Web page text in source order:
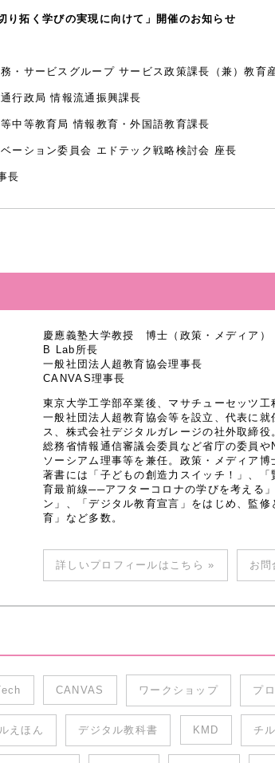
り拓く学びの実現に向けて」開催のお知らせ
サービスグループ サービス政策課長（兼）教育
政局 情報流通振興課長
等教育局 情報教育・外国語教育課長
ーション委員会 エドテック戦略検討会 座長
長
慶應義塾大学教授 博士（政策・メディア）
B Lab所長
一般社団法人超教育協会理事長
CANVAS理事長
東京大学工学部卒業後、マサチューセッツ
一般社団法人超教育協会等を設立、代表に
ス、株式会社デジタルガレージの社外取締役
総務省情報通信審議会委員など省庁の委員
ソーシアム理事等を兼任。政策・メディア博
著書には「子どもの創造力スイッチ！」、
育最前線──アフターコロナの学びを考える
ン」、「デジタル教育宣言」をはじめ、監
育」など多数。
詳しいプロフィールはこちら » お
CANVAS ワークショップ プ
えほん デジタル教科書 KMD チ